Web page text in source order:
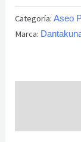
Categoría:Aseo
Marca: